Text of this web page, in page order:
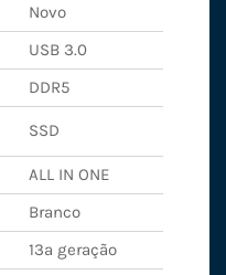
Novo
USB 3.0
DDR5
SSD
ALL IN ONE
Branco
13ª geração